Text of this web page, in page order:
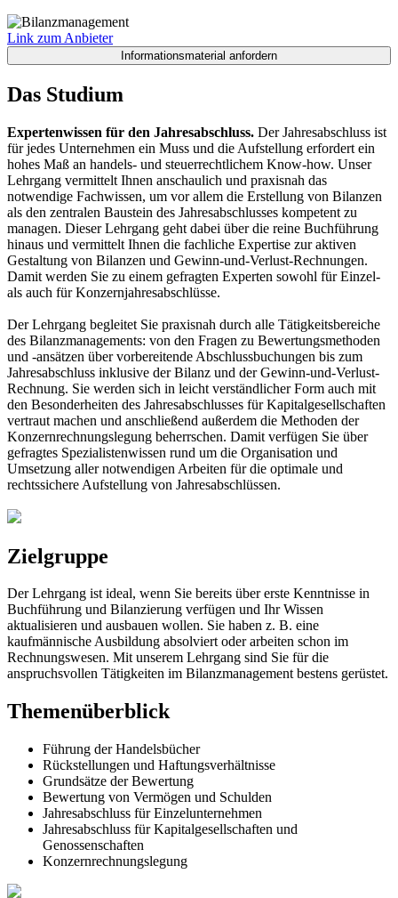
Link zum Anbieter
Das Studium
Expertenwissen für den Jahresabschluss. Der Jahresabschluss ist
für jedes Unternehmen ein Muss und die Aufstellung erfordert ein
hohes Maß an handels- und steuerrechtlichem Know-how. Unser
Lehrgang vermittelt Ihnen anschaulich und praxisnah das
notwendige Fachwissen, um vor allem die Erstellung von Bilanzen
als den zentralen Baustein des Jahresabschlusses kompetent zu
managen. Dieser Lehrgang geht dabei über die reine Buchführung
hinaus und vermittelt Ihnen die fachliche Expertise zur aktiven
Gestaltung von Bilanzen und Gewinn-und-Verlust-Rechnungen.
Damit werden Sie zu einem gefragten Experten sowohl für Einzel-
als auch für Konzernjahresabschlüsse.
Der Lehrgang begleitet Sie praxisnah durch alle Tätigkeitsbereiche
des Bilanzmanagements: von den Fragen zu Bewertungsmethoden
und -ansätzen über vorbereitende Abschlussbuchungen bis zum
Jahresabschluss inklusive der Bilanz und der Gewinn-und-Verlust-
Rechnung. Sie werden sich in leicht verständlicher Form auch mit
den Besonderheiten des Jahresabschlusses für Kapitalgesellschaften
vertraut machen und anschließend außerdem die Methoden der
Konzernrechnungslegung beherrschen. Damit verfügen Sie über
gefragtes Spezialistenwissen rund um die Organisation und
Umsetzung aller notwendigen Arbeiten für die optimale und
rechtssichere Aufstellung von Jahresabschlüssen.
Zielgruppe
Der Lehrgang ist ideal, wenn Sie bereits über erste Kenntnisse in
Buchführung und Bilanzierung verfügen und Ihr Wissen
aktualisieren und ausbauen wollen. Sie haben z. B. eine
kaufmännische Ausbildung absolviert oder arbeiten schon im
Rechnungswesen. Mit unserem Lehrgang sind Sie für die
anspruchsvollen Tätigkeiten im Bilanzmanagement bestens gerüstet.
Themenüberblick
Führung der Handelsbücher
Rückstellungen und Haftungsverhältnisse
Grundsätze der Bewertung
Bewertung von Vermögen und Schulden
Jahresabschluss für Einzelunternehmen
Jahresabschluss für Kapitalgesellschaften und
Genossenschaften
Konzernrechnungslegung